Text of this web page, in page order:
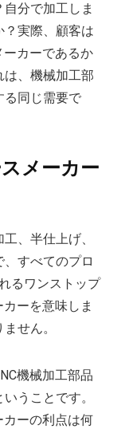
分で加工しま
実際、顧客は
ーカーであるか
は、機械加工部
る同じ需要で
メーカー
、半仕上げ、
すべてのプロ
るワンストップ
ーを意味しま
せん。
機械加工部品
うことです。
カーの利点は何